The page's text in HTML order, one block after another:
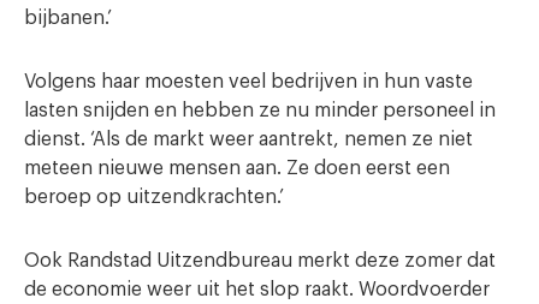
bijbanen.’
Volgens haar moesten veel bedrijven in hun vaste
lasten snijden en hebben ze nu minder personeel in
dienst. ‘Als de markt weer aantrekt, nemen ze niet
meteen nieuwe mensen aan. Ze doen eerst een
beroep op uitzendkrachten.’
Ook Randstad Uitzendbureau merkt deze zomer dat
de economie weer uit het slop raakt. Woordvoerder